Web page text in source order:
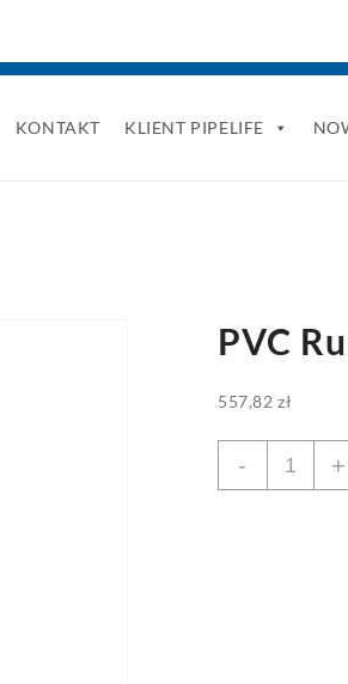
KONTAKT KLIENT PIPELIFE
PVC
557,82zł
-
ilość
PVC
+